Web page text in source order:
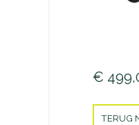
€
TERUG